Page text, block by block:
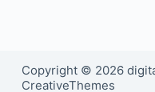
Copyright © 2026
CreativeThemes